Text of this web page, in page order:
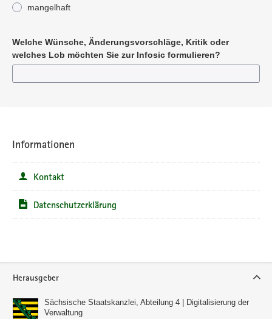
mangelhaft
Welche Wünsche, Änderungsvorschläge, Kritik oder
welches Lob möchten Sie zur Infosic formulieren?
Informationen
Kontakt
Datenschutzerklärung
Herausgeber
Sächsische Staatskanzlei, Abteilung 4 | Digitalisierung der
Verwaltung